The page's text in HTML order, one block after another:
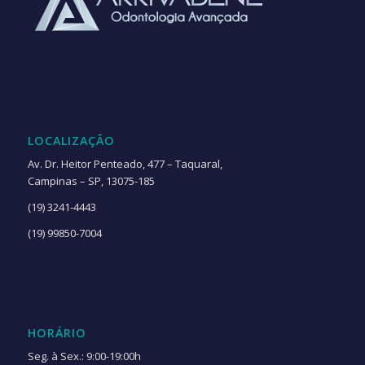
LOCALIZAÇÃO
Av. Dr. Heitor Penteado, 477 – Taquaral,
Campinas – SP, 13075-185
(19) 3241-4443
(19) 99850-7004
HORÁRIO
Seg. à Sex.: 9:00-19:00h